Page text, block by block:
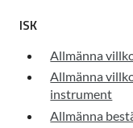
ISK
Allmänna
Allmänna
instrument
Allmänna